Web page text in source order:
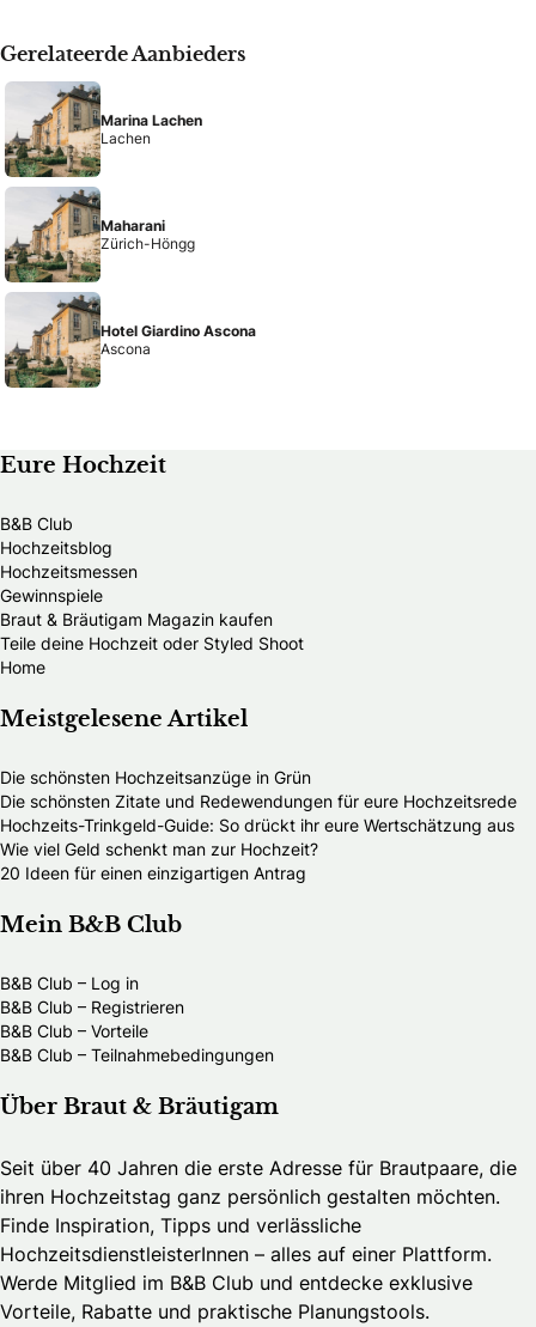
Gerelateerde Aanbieders
Marina Lachen
Lachen
Maharani
Zürich-Höngg
Hotel Giardino Ascona
Ascona
Eure Hochzeit
B&B Club
Hochzeitsblog
Hochzeitsmessen
Gewinnspiele
Braut & Bräutigam Magazin kaufen
Teile deine Hochzeit oder Styled Shoot
Home
Meistgelesene Artikel
Die schönsten Hochzeitsanzüge in Grün
Die schönsten Zitate und Redewendungen für eure Hochzeitsrede
Hochzeits-Trinkgeld-Guide: So drückt ihr eure Wertschätzung aus
Wie viel Geld schenkt man zur Hochzeit?
20 Ideen für einen einzigartigen Antrag
Mein B&B Club
B&B Club – Log in
B&B Club – Registrieren
B&B Club – Vorteile
B&B Club – Teilnahmebedingungen
Über Braut & Bräutigam
Seit über 40 Jahren die erste Adresse für Brautpaare, die
ihren Hochzeitstag ganz persönlich gestalten möchten.
Finde Inspiration, Tipps und verlässliche
HochzeitsdienstleisterInnen – alles auf einer Plattform.
Werde Mitglied im B&B Club und entdecke exklusive
Vorteile, Rabatte und praktische Planungstools.